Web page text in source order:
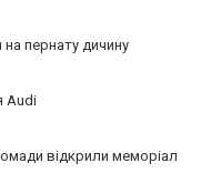
пернату дичину
Audi
відкрили меморіал